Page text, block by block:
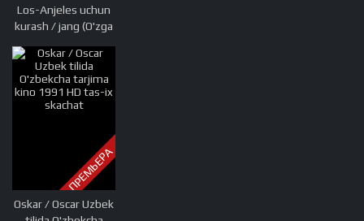
Los-Anjeles uchun
kurash / jang (O'zga
Uzbek tilida
O'zbekcha tarjima
kino 2011 HD tas-ix
skachat
ПРЕМЬЕРА
Oskar / Oscar Uzbek